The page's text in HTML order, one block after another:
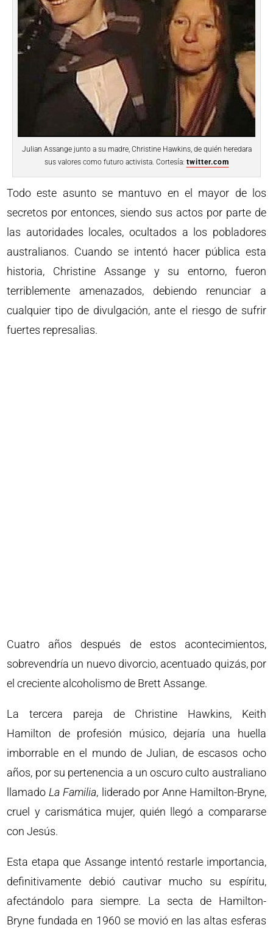
Julian Assange junto a su madre, Christine Hawkins, de quién heredara
sus valores como futuro activista. Cortesía: twitter.com
Todo este asunto se mantuvo en el mayor de los
secretos por entonces, siendo sus actos por parte de
las autoridades locales, ocultados a los pobladores
australianos. Cuando se intentó hacer pública esta
historia, Christine Assange y su entorno, fueron
terriblemente amenazados, debiendo renunciar a
cualquier tipo de divulgación, ante el riesgo de sufrir
fuertes represalias.
Cuatro años después de estos acontecimientos,
sobrevendría un nuevo divorcio, acentuado quizás, por
el creciente alcoholismo de Brett Assange.
La tercera pareja de Christine Hawkins, Keith
Hamilton de profesión músico, dejaría una huella
imborrable en el mundo de Julian, de escasos ocho
años, por su pertenencia a un oscuro culto australiano
llamado La Familia, liderado por Anne Hamilton-Bryne,
cruel y carismática mujer, quién llegó a compararse
con Jesús.
Esta etapa que Assange intentó restarle importancia,
definitivamente debió cautivar mucho su espíritu,
afectándolo para siempre. La secta de Hamilton-
Bryne fundada en 1960 se movió en las altas esferas